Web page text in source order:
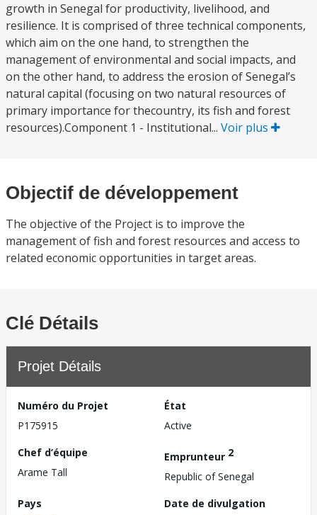
growth in Senegal for productivity, livelihood, and
resilience. It is comprised of three technical components,
which aim on the one hand, to strengthen the
management of environmental and social impacts, and
on the other hand, to address the erosion of Senegal’s
natural capital (focusing on two natural resources of
primary importance for thecountry, its fish and forest
resources).Component 1 - Institutional... Voir plus
Objectif de développement
The objective of the Project is to improve the
management of fish and forest resources and access to
related economic opportunities in target areas.
Clé Détails
Projet Détails
Numéro du Projet
P175915
État
Active
Chef d’équipe
Arame Tall
Emprunteur 2
Republic of Senegal
Pays
Date de divulgation